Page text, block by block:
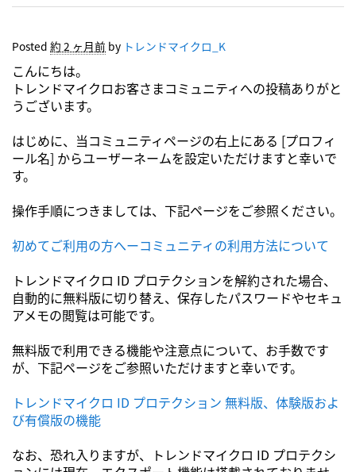
Posted 約 2 ヶ月前 by トレンドマイクロ_K
こんにちは。
トレンドマイクロお客さまコミュニティへの投稿ありがと
うございます。
はじめに、当コミュニティページの右上にある [プロフィ
ール名] からユーザーネームを設定いただけますと幸いで
す。
操作手順につきましては、下記ページをご参照ください。
初めてご利用の方へーコミュニティの利用方法について
トレンドマイクロ ID プロテクションを解約された場合、
自動的に無料版に切り替え、保存したパスワードやセキュ
アメモの閲覧は可能です。
無料版で利用できる機能や注意点について、お手数です
が、下記ページをご参照いただけますと幸いです。
トレンドマイクロ ID プロテクション 無料版、体験版およ
び有償版の機能
なお、恐れ入りますが、トレンドマイクロ ID プロテクシ